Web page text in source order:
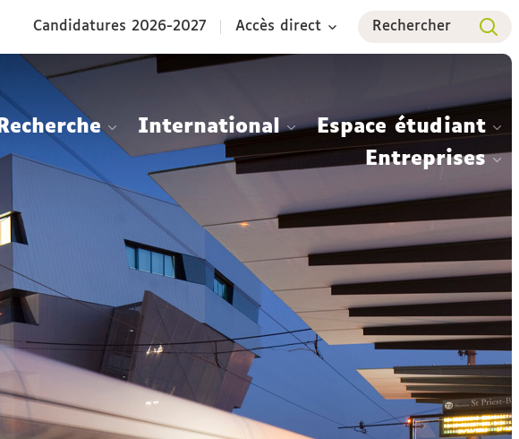
Candidatures 2026-2027 Accès direct Rechercher
Recherche International
Espace étudiant
Entreprises